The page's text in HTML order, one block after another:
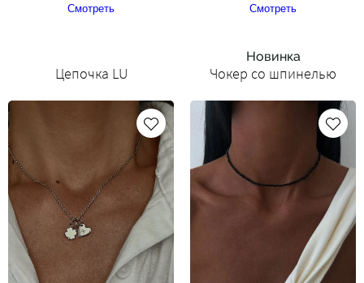
Смотреть Смотреть
Цепочка LU
Новинка
Чокер со шпинелью